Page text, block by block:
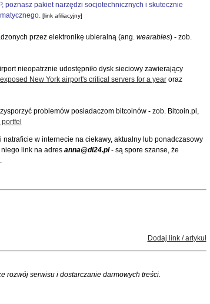
poznasz pakiet narzędzi socjotechnicznych i skutecznie
[link afiliacyjny]
przez elektronikę ubieralną (ang. wearables) - zob.
nieopatrznie udostępniło dysk sieciowy zawierający
New York airport's critical servers for a yearoraz
problemów posiadaczom bitcoinów - zob. Bitcoin.pl,
w internecie na ciekawy, aktualny lub ponadczasowy
link na adres anna@di24.pl- są spore szanse, że
Dodaj link / artykuł
rozwój serwisu i dostarczanie darmowych treści.